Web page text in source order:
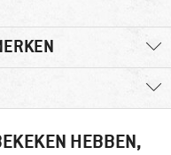
HEBBEN,